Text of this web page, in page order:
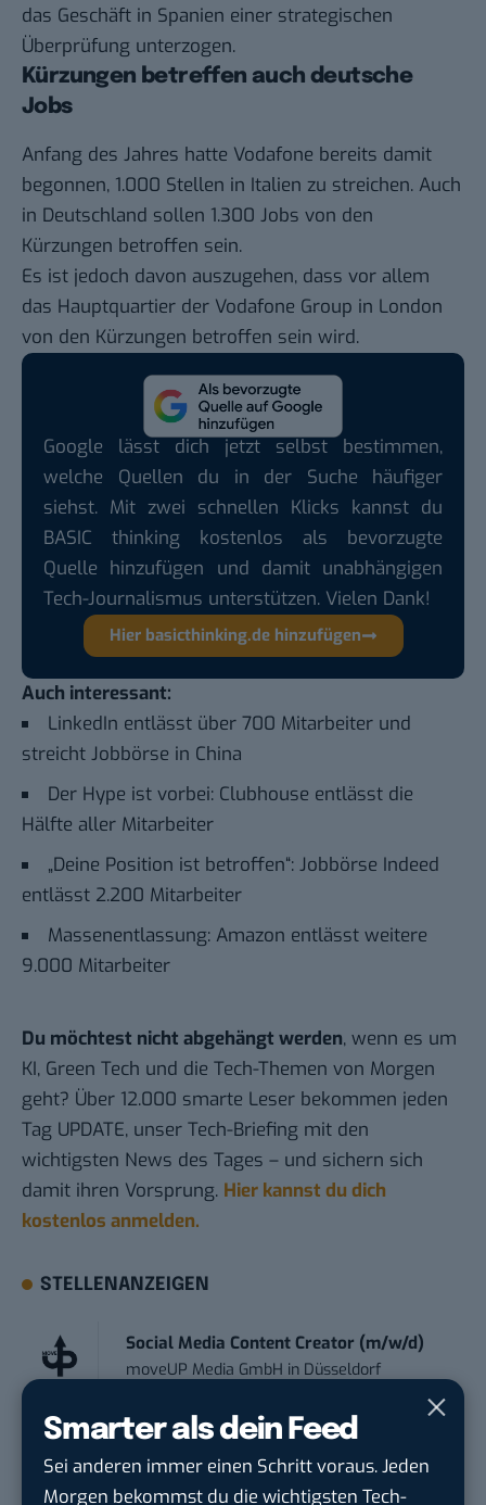
Smarter als dein Feed
Sei anderen immer einen Schritt voraus. Jeden
Morgen bekommst du die wichtigsten Tech-
das Geschäft in Spanien einer strategischen
Überprüfung unterzogen.
Kürzungen betreffen auch deutsche
Jobs
Anfang des Jahres hatte Vodafone bereits damit
begonnen, 1.000 Stellen in Italien zu streichen. Auch
in Deutschland sollen 1.300 Jobs von den
Kürzungen betroffen sein.
Es ist jedoch davon auszugehen, dass vor allem
das Hauptquartier der Vodafone Group in London
von den Kürzungen betroffen sein wird.
Google lässt dich jetzt selbst bestimmen,
welche Quellen du in der Suche häufiger
siehst. Mit zwei schnellen Klicks kannst du
BASIC thinking kostenlos als bevorzugte
Quelle hinzufügen und damit unabhängigen
Tech-Journalismus unterstützen. Vielen Dank!
Hier basicthinking.de hinzufügen
Auch interessant:
LinkedIn entlässt über 700 Mitarbeiter und
streicht Jobbörse in China
Der Hype ist vorbei: Clubhouse entlässt die
Hälfte aller Mitarbeiter
„Deine Position ist betroffen“: Jobbörse Indeed
entlässt 2.200 Mitarbeiter
Massenentlassung: Amazon entlässt weitere
9.000 Mitarbeiter
Du möchtest nicht abgehängt werden, wenn es um
KI, Green Tech und die Tech-Themen von Morgen
geht? Über 12.000 smarte Leser bekommen jeden
Tag UPDATE, unser Tech-Briefing mit den
wichtigsten News des Tages – und sichern sich
damit ihren Vorsprung. Hier kannst du dich
kostenlos anmelden.
STELLENANZEIGEN
Social Media Content Creator (m/w/d)
moveUP Media GmbH in Düsseldorf
Anforderungs- und Projektmanager
touristische...
trendtours Holding GmbHinEschborn